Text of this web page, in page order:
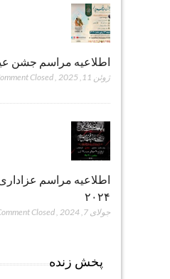
اطلاعیه مراسم جشن
ژوئن 11, 2025 ,
Closed
اطلاعیه مراسم
۲۰۲۴
جولای 7, 2024 ,
Closed
پخش زنده